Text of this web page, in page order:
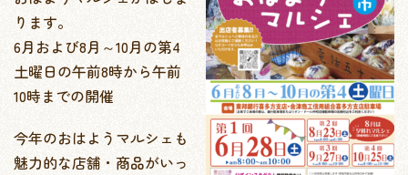
ります。
6月および8月～10月の第4
土曜日の午前8時から午前
10時までの開催
今年のおはようマルシェも
魅力的な店舗・商品がいっ